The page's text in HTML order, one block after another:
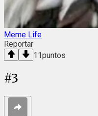
Meme Life
Reportar
11puntos
#3